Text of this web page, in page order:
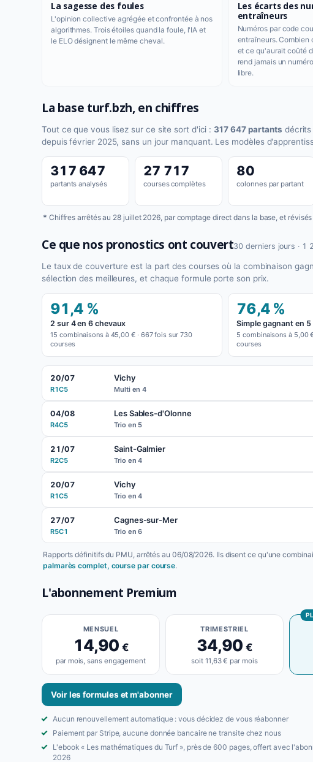
La sagesse des foules
L'opinion collective agrégée et confrontée à nos
algorithmes. Trois étoiles quand la foule, l'IA et
le ELO désignent le même cheval.
Les écarts des
entraîneurs
Numéros par code
entraîneurs. Combien
et ce qu'aurait coûté
rend jamais un
libre.
La base turf.bzh, en chiffres
Tout ce que vous lisez sur ce site sort d'ici :317 647 partants décrits
depuis février 2025, sans un jour manquant. Les modèles
317 647
partants analysés
27 717
courses complètes
80
colonnes par partant
* Chiffres arrêtés au 28 juillet 2026, par comptage direct dans la base, et
Ce que nos pronostics ont couvert30 derniers jours · 1
Le taux de couverture est la part des courses où la combinaison
sélection des meilleures, et chaque formule porte son prix.
91,4 %
2 sur 4 en 6 chevaux
15 combinaisons à 45,00 € · 667 fois sur 730
courses
76,4 %
Simple gagnant en
5 combinaisons à 5,00
courses
20/07
R1C5
Vichy
Multi en 4
04/08
R4C5
Les Sables-d'Olonne
Trio en 5
21/07
R2C5
Saint-Galmier
Trio en 4
20/07
R1C5
Vichy
Trio en 4
27/07
R5C1
Cagnes-sur-Mer
Trio en 6
Rapports définitifs du PMU, arrêtés au 06/08/2026. Ils disent ce qu'une
palmarès complet, course par course.
L'abonnement Premium
MENSUEL
14,90€
par mois, sans engagement
TRIMESTRIEL
34,90€
soit 11,63 € par mois
Voir les formules et m'abonner
Aucun renouvellement automatique : vous décidez de vous réabonner
Paiement par Stripe, aucune donnée bancaire ne transite chez nous
L'ebook « Les mathématiques du Turf », près de 600 pages, offert avec
2026